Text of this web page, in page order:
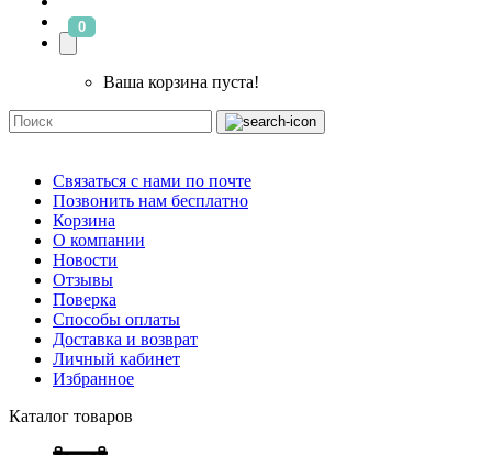
0
Ваша корзина пуста!
Связаться с нами по почте
Позвонить нам бесплатно
Корзина
О компании
Новости
Отзывы
Поверка
Способы оплаты
Доставка и возврат
Личный кабинет
Избранное
Каталог товаров